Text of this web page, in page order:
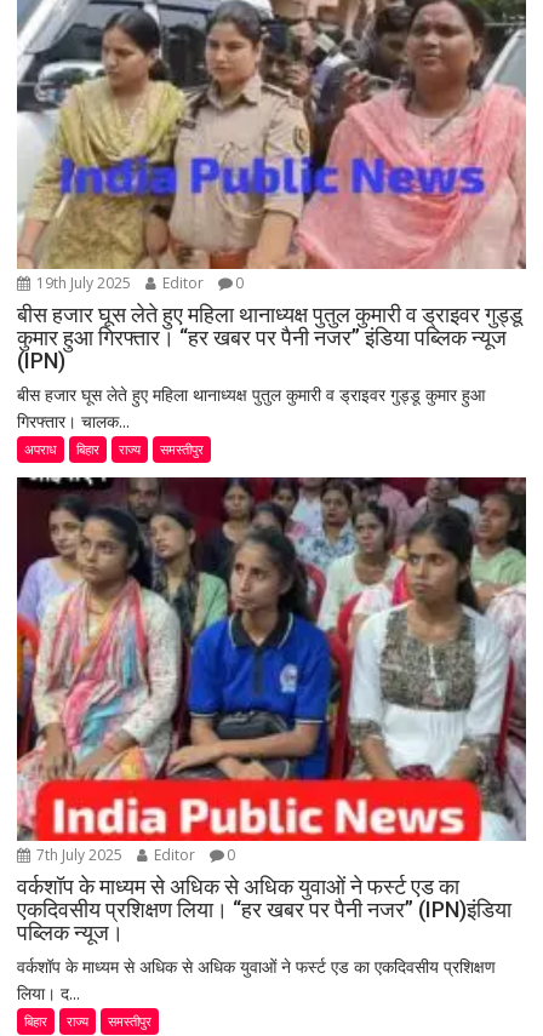
19th July 2025 Editor 0
बीस हजार घूस लेते हुए महिला थानाध्यक्ष पुतुल कुमारी व ड्राइवर गुड्डू
कुमार हुआ गिरफ्तार। “हर खबर पर पैनी नजर” इंडिया पब्लिक न्यूज
(IPN)
बीस हजार घूस लेते हुए महिला थानाध्यक्ष पुतुल कुमारी व ड्राइवर गुड्डू कुमार हुआ
गिरफ्तार। चालक...
अपराध बिहार राज्य समस्तीपुर
7th July 2025 Editor 0
वर्कशॉप के माध्यम से अधिक से अधिक युवाओं ने फर्स्ट एड का
एकदिवसीय प्रशिक्षण लिया। “हर खबर पर पैनी नजर” (IPN)इंडिया
पब्लिक न्यूज।
वर्कशॉप के माध्यम से अधिक से अधिक युवाओं ने फर्स्ट एड का एकदिवसीय प्रशिक्षण
लिया। द...
बिहार राज्य समस्तीपुर